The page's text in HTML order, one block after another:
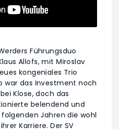
Führungsduo
Allofs, mit Miroslav
kongeniales Trio
war das Investment noch
Klose, doch das
belendend und
Jahren die wohl
Karriere. Der SV